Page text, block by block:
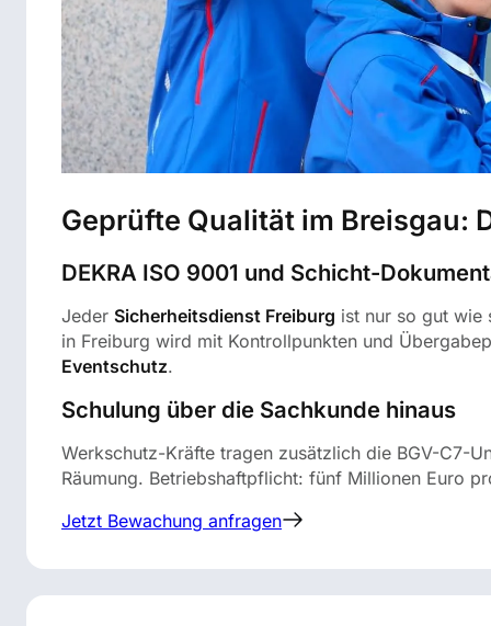
Geprüfte Qualität im Breisgau:
DEKRA ISO 9001 und Schicht-
Jeder Sicherheitsdienst Freiburg ist nur so gut wie
in Freiburg wird mit Kontrollpunkten und
Eventschutz.
Schulung über die Sachkunde hinaus
Werkschutz-Kräfte tragen zusätzlich die BGV-C7-
Räumung. Betriebshaftpflicht: fünf Millionen Euro
Jetzt Bewachung anfragen